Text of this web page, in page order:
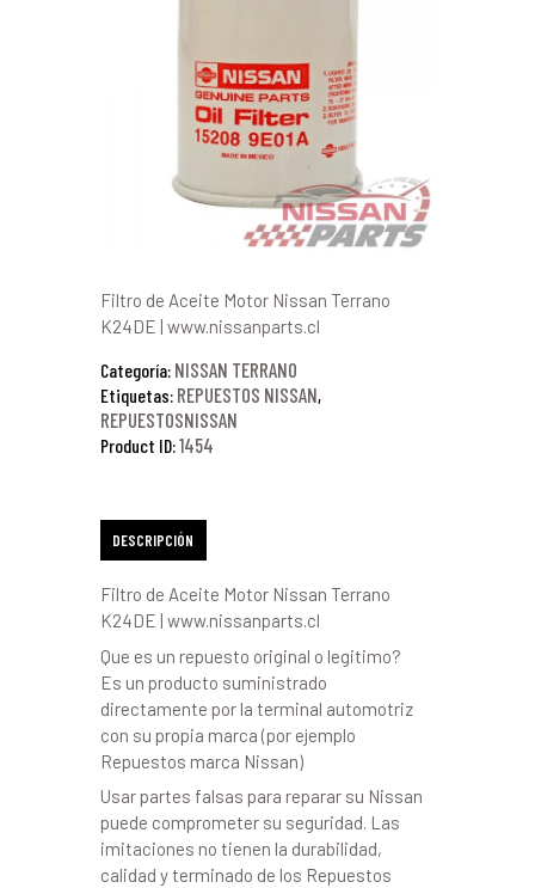
Filtro de Aceite Motor Nissan Terrano
K24DE | www.nissanparts.cl
Categoría: NISSAN TERRANO
Etiquetas: REPUESTOS NISSAN,
REPUESTOSNISSAN
Product ID:1454
DESCRIPCIÓN
Filtro de Aceite Motor Nissan Terrano
K24DE | www.nissanparts.cl
Que es un repuesto original o legitimo?
Es un producto suministrado
directamente por la terminal automotriz
con su propia marca (por ejemplo
Repuestos marca Nissan)
Usar partes falsas para reparar su Nissan
puede comprometer su seguridad. Las
imitaciones no tienen la durabilidad,
calidad y terminado de los Repuestos